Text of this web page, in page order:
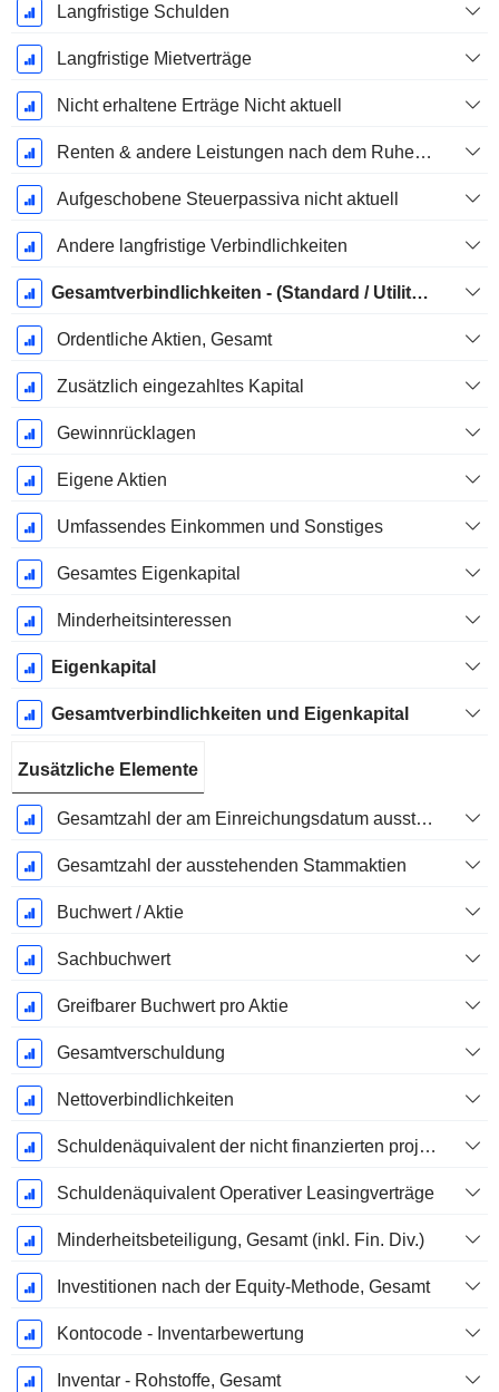
Langfristige Schulden
Langfristige Mietverträge
Nicht erhaltene Erträge Nicht aktuell
Renten & andere Leistungen nach dem Ruhestand
Aufgeschobene Steuerpassiva nicht aktuell
Andere langfristige Verbindlichkeiten
Gesamtverbindlichkeiten - (Standard / Utility Vorlage)
Ordentliche Aktien, Gesamt
Zusätzlich eingezahltes Kapital
Gewinnrücklagen
Eigene Aktien
Umfassendes Einkommen und Sonstiges
Gesamtes Eigenkapital
Minderheitsinteressen
Eigenkapital
Gesamtverbindlichkeiten und Eigenkapital
Zusätzliche Elemente
Gesamtzahl der am Einreichungsdatum ausstehenden Aktien
Gesamtzahl der ausstehenden Stammaktien
Buchwert / Aktie
Sachbuchwert
Greifbarer Buchwert pro Aktie
Gesamtverschuldung
Nettoverbindlichkeiten
Schuldenäquivalent der nicht finanzierten projizierten Leistungspflicht
Schuldenäquivalent Operativer Leasingverträge
Minderheitsbeteiligung, Gesamt (inkl. Fin. Div.)
Investitionen nach der Equity-Methode, Gesamt
Kontocode - Inventarbewertung
Inventar - Rohstoffe, Gesamt